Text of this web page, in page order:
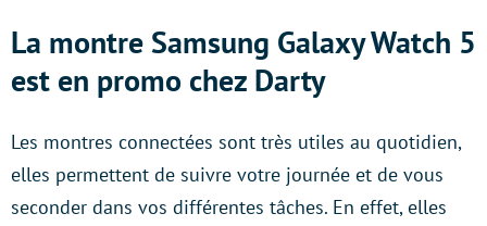
La montre Samsung Galaxy Watch 5
est en promo chez Darty
Les montres connectées sont très utiles au quotidien,
elles permettent de suivre votre journée et de vous
seconder dans vos différentes tâches. En effet, elles